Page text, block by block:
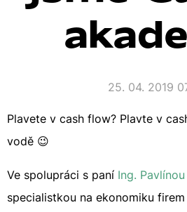
25. 04. 2019
Plavete v cash flow? Plavte v
vodě 😉
Ve spolupráci s paní Ing.
specialistkou na ekonomiku